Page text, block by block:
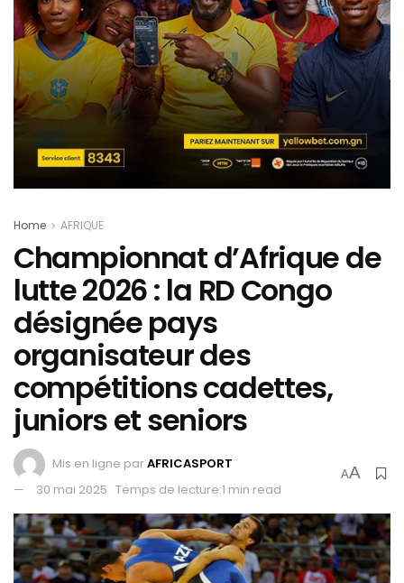
Home AFRIQUE
Championnat d’Afrique de
lutte 2026 : la RD Congo
désignée pays
organisateur des
compétitions cadettes,
juniors et seniors
Mis en ligne parAFRICASPORT
30 mai 2025 Temps de lecture:1 min read
AA